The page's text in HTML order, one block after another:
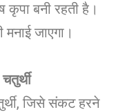
कृपा बनी रहती है।
जाएगा।
जिसे संकट हरने